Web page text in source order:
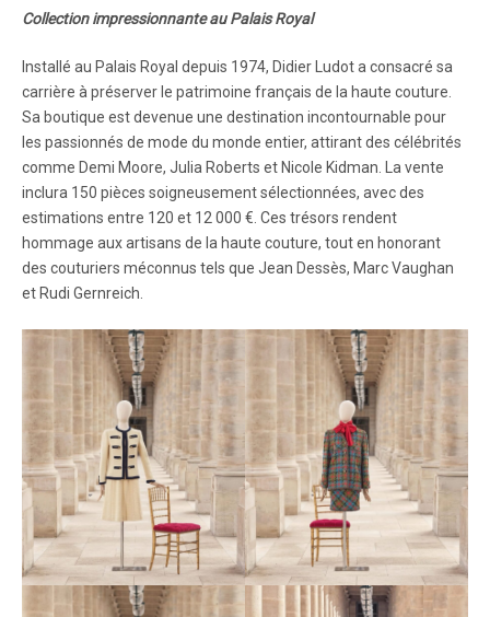
Collection impressionnante au Palais Royal
Installé au Palais Royal depuis 1974, Didier Ludot a consacré sa
carrière à préserver le patrimoine français de la haute couture.
Sa boutique est devenue une destination incontournable pour
les passionnés de mode du monde entier, attirant des célébrités
comme Demi Moore, Julia Roberts et Nicole Kidman. La vente
inclura 150 pièces soigneusement sélectionnées, avec des
estimations entre 120 et 12 000 €. Ces trésors rendent
hommage aux artisans de la haute couture, tout en honorant
des couturiers méconnus tels que Jean Dessès, Marc Vaughan
et Rudi Gernreich.